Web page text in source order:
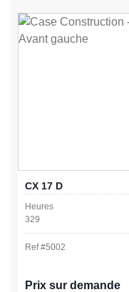
CX 17 D
Heures
329
Ref #5002
Prix sur demande